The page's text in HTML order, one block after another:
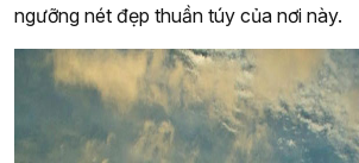
ngưỡng nét đẹp thuần túy của nơi này.